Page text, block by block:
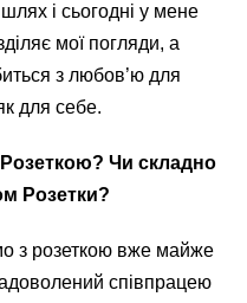
і сьогодні у мене
мої погляди, а
з любов’ю для
для себе.
Чи складно
Розетки?
з розеткою вже майже
співпрацею